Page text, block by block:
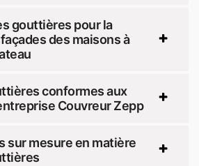
gouttières pour la
des maisons à
conformes aux
Couvreur Zepp
sur mesure en matière